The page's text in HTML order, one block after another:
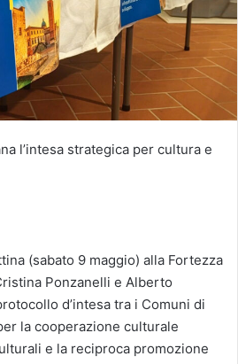
l’intesa strategica per cultura e
(sabato 9 maggio) alla Fortezza
Ponzanelli e Alberto
d’intesa tra i Comuni di
la cooperazione culturale
e la reciproca promozione